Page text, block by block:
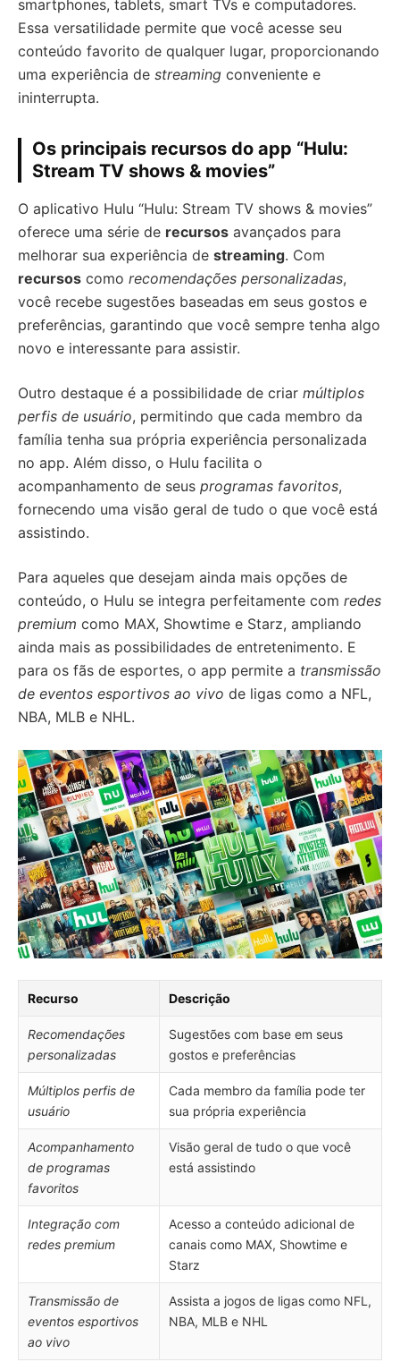
smartphones, tablets, smart TVs e computadores.
Essa versatilidade permite que você acesse seu
conteúdo favorito de qualquer lugar, proporcionando
uma experiência de streaming conveniente e
ininterrupta.
Os principais recursos do app “Hulu:
Stream TV shows & movies”
O aplicativo Hulu “Hulu: Stream TV shows & movies”
oferece uma série de recursos avançados para
melhorar sua experiência de streaming. Com
recursos como recomendações personalizadas,
você recebe sugestões baseadas em seus gostos e
preferências, garantindo que você sempre tenha algo
novo e interessante para assistir.
Outro destaque é a possibilidade de criar múltiplos
perfis de usuário, permitindo que cada membro da
família tenha sua própria experiência personalizada
no app. Além disso, o Hulu facilita o
acompanhamento de seus programas favoritos,
fornecendo uma visão geral de tudo o que você está
assistindo.
Para aqueles que desejam ainda mais opções de
conteúdo, o Hulu se integra perfeitamente com redes
premium como MAX, Showtime e Starz, ampliando
ainda mais as possibilidades de entretenimento. E
para os fãs de esportes, o app permite a transmissão
de eventos esportivos ao vivo de ligas como a NFL,
NBA, MLB e NHL.
Recurso Descrição
Recomendações
personalizadas
Sugestões com base em seus
gostos e preferências
Múltiplos perfis de
usuário
Cada membro da família pode ter
sua própria experiência
Acompanhamento
de programas
favoritos
Visão geral de tudo o que você
está assistindo
Integração com
redes premium
Acesso a conteúdo adicional de
canais como MAX, Showtime e
Starz
Transmissão de
eventos esportivos
ao vivo
Assista a jogos de ligas como NFL,
NBA, MLB e NHL